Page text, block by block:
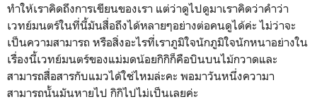
ทำให้เราคิดถึงการเขียนของเรา แต่ว่าดูไปดูมาเราคิดว่าคำว่า
เวทย์มนตร์ในที่นี้มันสื่อถึงได้หลายๆอย่างต่อคนดูได้ค่ะ ไม่ว่าจะ
เป็นความสามารถ หรือสิ่งอะไรที่เราภูมิใจนักภูมิใจนักหนาอย่างใน
เรื่องนี้เวทย์มนตร์ของแม่มดน้อยกิกิก็คือบินบนไม้กวาดและ
สามารถสื่อสารกับแมวได้ใช่ไหมล่ะคะ พอมาวันหนึ่งความา
สามารถนั้นมันหายไป กิกิไปไม่เป็นเลยค่ะ